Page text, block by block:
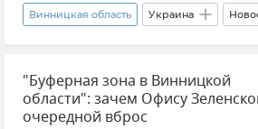
Ивано-Франковская область
Днепропетровская область Одесса
Новости СВО Новости
Винницкая область Украина
Россия В мире Мнения
Приднестровье
"Буферная зона в Винницкой
области": зачем Офису
очередной вброс